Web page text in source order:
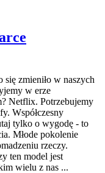
zmieniło w naszych
w erze
Netflix. Potrzebujemy
Współczesny
tylko o wygodę - to
Młode pokolenie
rzeczy.
ten model jest
wielu z nas ...